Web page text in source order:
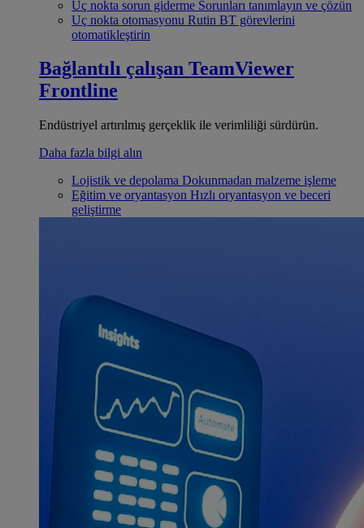
Uç nokta sorun giderme Sorunları tanımlayın ve çözün
Uç nokta otomasyonu Rutin BT görevlerini
otomatikleştirin
Bağlantılı çalışan TeamViewer
Frontline
Endüstriyel artırılmış gerçeklik ile verimliliği sürdürün.
Daha fazla bilgi alın
Lojistik ve depolama Dokunmadan malzeme işleme
Eğitim ve oryantasyon Hızlı oryantasyon ve beceri
geliştirme